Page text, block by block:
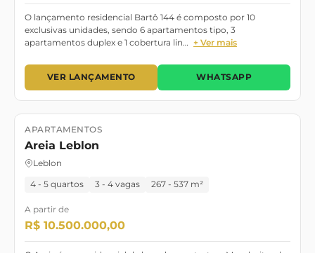
O lançamento residencial Bartô 144 é composto por 10
exclusivas unidades, sendo 6 apartamentos tipo, 3
apartamentos duplex e 1 cobertura lin… + Ver mais
VER LANÇAMENTO WHATSAPP
Lançamento Março/2025
APARTAMENTOS
Areia Leblon
Leblon
4 - 5 quartos 3 - 4 vagas 267 - 537 m²
A partir de
R$ 10.500.000,00